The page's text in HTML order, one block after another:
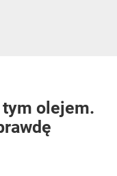
olejem.